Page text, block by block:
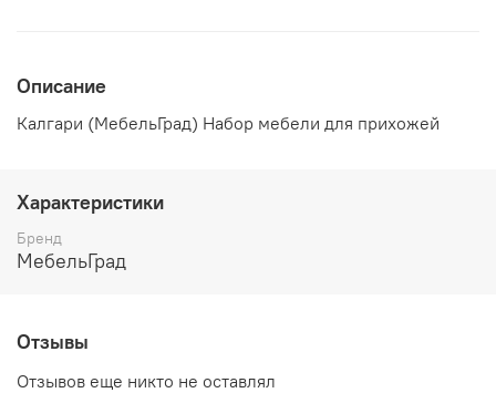
Описание
Калгари (МебельГрад) Набор мебели для прихожей
Характеристики
Бренд
МебельГрад
Отзывы
Отзывов еще никто не оставлял